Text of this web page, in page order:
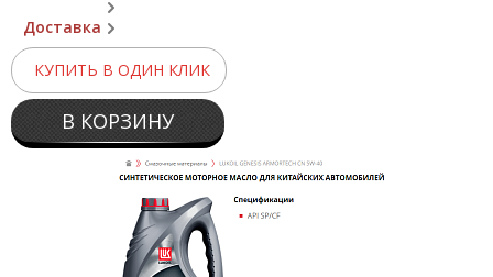
Доставка
КУПИТЬ В ОДИН КЛИК
В КОРЗИНУ